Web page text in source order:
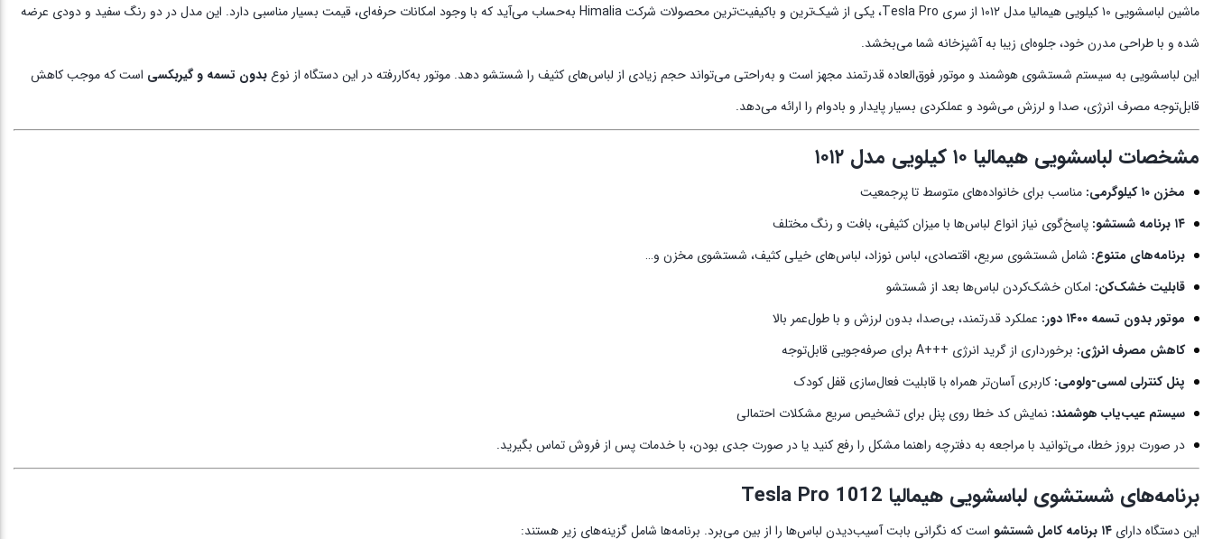
ماشین لباسشویی ۱۰ کیلویی هیمالیا مدل ۱۰۱۲ از سری Tesla Pro، یکی از شیک‌ترین و باکیفیت‌ترین محصولات شرکت Himalia به‌حساب می‌آید که با وجود امکانات حرفه‌ای، قیمت بسیار مناسبی دارد. این مدل در دو رنگ سفید و دودی عرضه
شده و با طراحی مدرن خود، جلوه‌ای زیبا به آشپزخانه شما می‌بخشد.
این لباسشویی به سیستم شستشوی هوشمند و موتور فوق‌العاده قدرتمند مجهز است و به‌راحتی می‌تواند حجم زیادی از لباس‌های کثیف را شستشو دهد. موتور به‌کاررفته در این دستگاه از نوعبدون تسمه و گیربکسی است که موجب کاهش
قابل‌توجه مصرف انرژی، صدا و لرزش می‌شود و عملکردی بسیار پایدار و بادوام را ارائه می‌دهد.
مشخصات لباسشویی هیمالیا ۱۰ کیلویی مدل ۱۰۱۲
مخزن ۱۰ کیلوگرمی:
مناسب برای خانواده‌های متوسط تا پرجمعیت
۱۴ برنامه شستشو:
پاسخ‌گوی نیاز انواع لباس‌ها با میزان کثیفی، بافت و رنگ مختلف
برنامه‌های متنوع: شامل شستشوی سریع، اقتصادی، لباس نوزاد، لباس‌های خیلی کثیف، شستشوی مخزن و…
قابلیت خشک‌کن: امکان خشک‌کردن لباس‌ها بعد از شستشو
موتور بدون تسمه ۱۴۰۰ دور:
عملکرد قدرتمند، بی‌صدا، بدون لرزش و با طول‌عمر بالا
کاهش مصرف انرژی: برخورداری از گرید انرژی +++A برای صرفه‌جویی قابل‌توجه
پنل کنترلی لمسی-ولومی: کاربری آسان‌تر همراه با قابلیت فعال‌سازی قفل کودک
سیستم عیب‌یاب هوشمند: نمایش کد خطا روی پنل برای تشخیص سریع مشکلات احتمالی
در صورت بروز خطا، می‌توانید با مراجعه به دفترچه راهنما مشکل را رفع کنید یا در صورت جدی بودن، با خدمات پس از فروش تماس بگیرید.
برنامه‌های شستشوی لباسشویی هیمالیا Tesla Pro 1012
این دستگاه دارای ۱۴ برنامه کامل شستشو
است که نگرانی بابت آسیب‌دیدن لباس‌ها را از بین می‌برد. برنامه‌ها شامل گزینه‌های زیر هستند: